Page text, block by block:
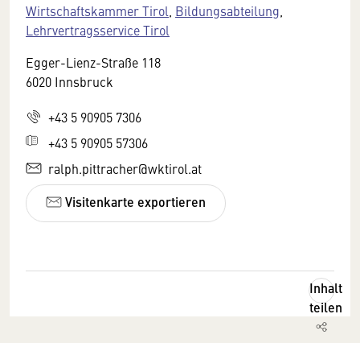
Wirtschaftskammer Tirol Bildungsabteilung
Lehrvertragsservice Tirol
Egger-Lienz-Straße 118
6020 Innsbruck
+43 5 90905 7306
+43 5 90905 57306
ralph.pittracher@wktirol.at
Visitenkarte exportieren
Inhalt
teilen